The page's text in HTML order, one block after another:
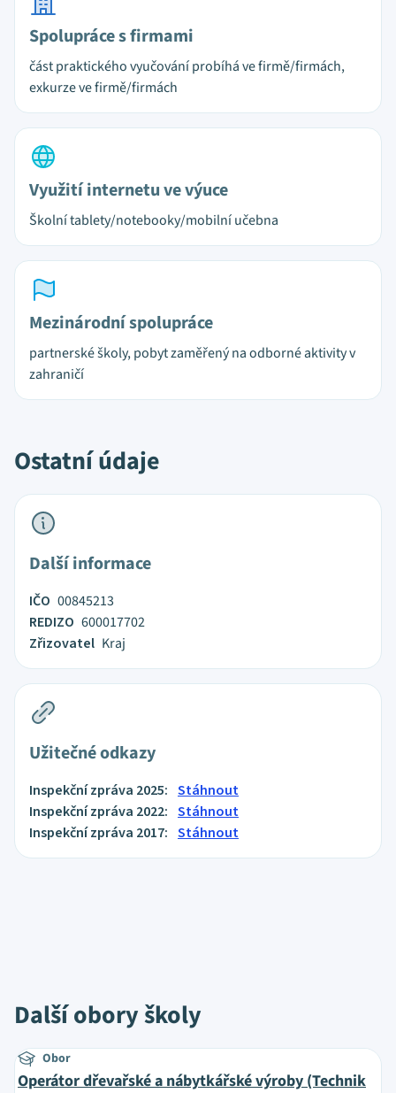
Spolupráce s firmami
část praktického vyučování probíhá ve firmě/firmách,
exkurze ve firmě/firmách
Využití internetu ve výuce
Školní tablety/notebooky/mobilní učebna
Mezinárodní spolupráce
partnerské školy, pobyt zaměřený na odborné aktivity v
zahraničí
Ostatní údaje
Další informace
IČO 00845213
REDIZO 600017702
Zřizovatel Kraj
Užitečné odkazy
Inspekční zpráva 2025: Stáhnout
Inspekční zpráva 2022: Stáhnout
Inspekční zpráva 2017: Stáhnout
Další obory školy
Obor
Operátor dřevařské a nábytkářské výroby (Technik